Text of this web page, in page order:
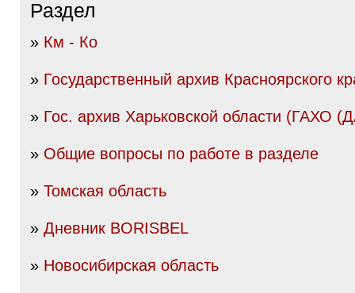
Раздел
» Км - Ко
» Государственный архив Красноярского
» Гос. архив Харьковской области (ГАХО
» Общие вопросы по работе в разделе
» Томская область
» Дневник BORISBEL
» Новосибирская область